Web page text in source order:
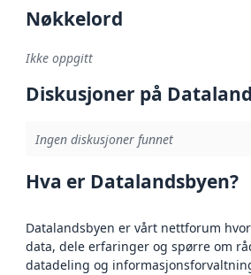
Nøkkelord
Ikke oppgitt
Diskusjoner på
Ingen diskusjoner funnet
Hva er Datalandsbyen?
Datalandsbyen er vårt nettforum
data, dele erfaringer og spørre om
datadeling og